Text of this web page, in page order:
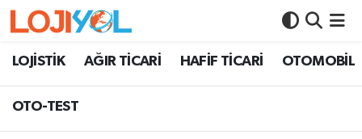
LOJİSTİK AĞIR TİCARİ HAFİF TİCARİ OTOMOBİL
OTO-TEST
OTO-TEST